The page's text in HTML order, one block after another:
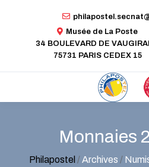
Musée de La Poste
34 BOULEVARD DE
75731 PARIS CEDEX 15
Monnaies
Philapostel /Archives /